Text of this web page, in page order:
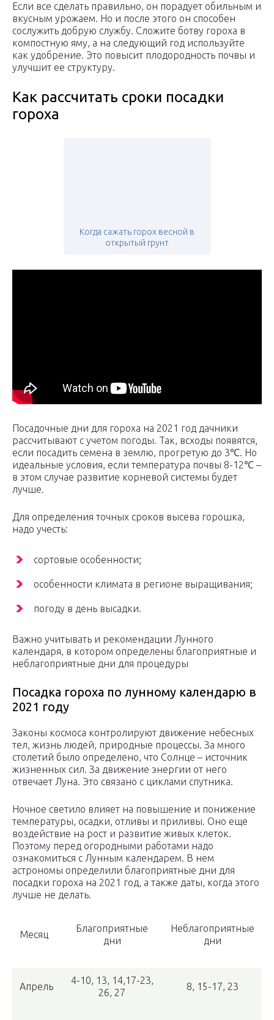
Если все сделать правильно, он порадует обильным и
вкусным урожаем. Но и после этого он способен
сослужить добрую службу. Сложите ботву гороха в
компостную яму, а на следующий год используйте
как удобрение. Это повысит плодородность почвы и
улучшит ее структуру.
Как рассчитать сроки посадки
гороха
Когда сажать горох весной в
открытый грунт
Посадочные дни для гороха на 2021 год дачники
рассчитывают с учетом погоды. Так, всходы появятся,
если посадить семена в землю, прогретую до 3℃. Но
идеальные условия, если температура почвы 8-12℃ –
в этом случае развитие корневой системы будет
лучше.
Для определения точных сроков высева горошка,
надо учесть:
сортовые особенности;
особенности климата в регионе выращивания;
погоду в день высадки.
Важно учитывать и рекомендации Лунного
календаря, в котором определены благоприятные и
неблагоприятные дни для процедуры
Посадка гороха по лунному календарю в
2021 году
Законы космоса контролируют движение небесных
тел, жизнь людей, природные процессы. За много
столетий было определено, что Солнце – источник
жизненных сил. За движение энергии от него
отвечает Луна. Это связано с циклами спутника.
Ночное светило влияет на повышение и понижение
температуры, осадки, отливы и приливы. Оно еще
воздействие на рост и развитие живых клеток.
Поэтому перед огородными работами надо
ознакомиться с Лунным календарем. В нем
астрономы определили благоприятные дни для
посадки гороха на 2021 год, а также даты, когда этого
лучше не делать.
Месяц
Благоприятные
дни
Неблагоприятные
дни
Апрель
4-10, 13, 14,17-23,
26, 27
8, 15-17, 23